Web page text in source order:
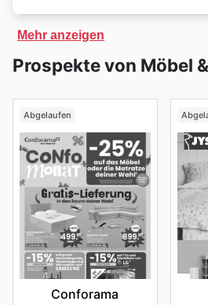
GiFi
verfügt über einen
Hause liefern lassen können.
Discountpreisen.
Mehr anzeigen
Prospekte von Möbel
Abgelaufen
Conforama